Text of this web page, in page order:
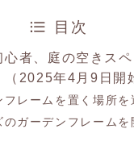
目次
心者、庭の空きスペ
（2025年4月9日開
フレームを置く場所を
のガーデンフレームを